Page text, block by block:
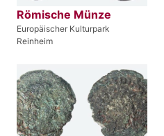
Römische Münze
Europäischer Kulturpark
Reinheim